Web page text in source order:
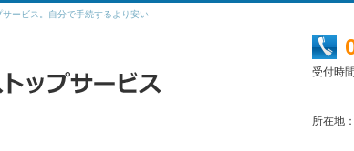
ービス。自分で手続するより安い
受付時
所在地：